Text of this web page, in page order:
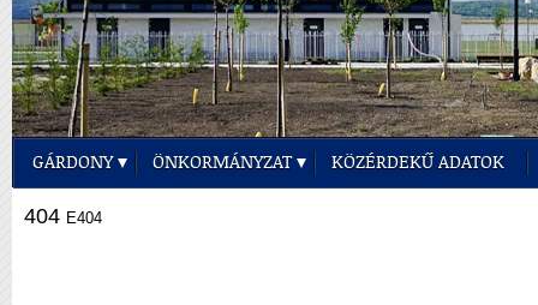
GÁRDONY ÖNKORMÁNYZAT KÖZÉRDEKŰ ADATOK
404 E404